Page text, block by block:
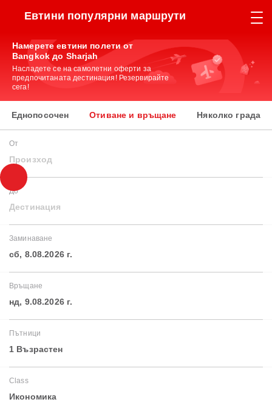
Евтини популярни маршрути
Намерете евтини полети от
Bangkok до Sharjah
Насладете се на самолетни оферти за
предпочитаната дестинация! Резервирайте
сега!
Еднопосочен Отиване и връщане Няколко града
От
Произход
До
Дестинация
Заминаване
сб, 8.08.2026 г.
Връщане
нд, 9.08.2026 г.
Пътници
1 Възрастен
Class
Икономика